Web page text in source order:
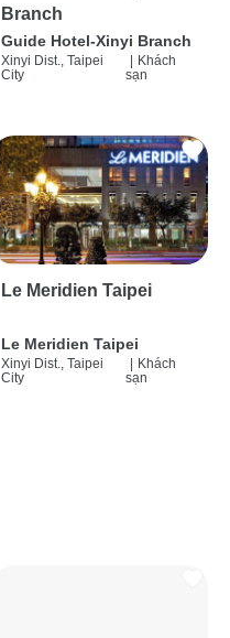
Branch
Guide Hotel-Xinyi Branch
Xinyi Dist., Taipei
City
Khách
sạn
Le Meridien Taipei
Le Meridien Taipei
Xinyi Dist., Taipei
City
| Khách
sạn